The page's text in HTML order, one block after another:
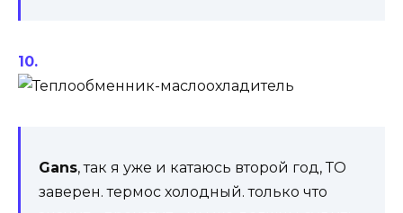
Gans, так я уже и катаюсь второй год, ТО
заверен. термос холодный. только что